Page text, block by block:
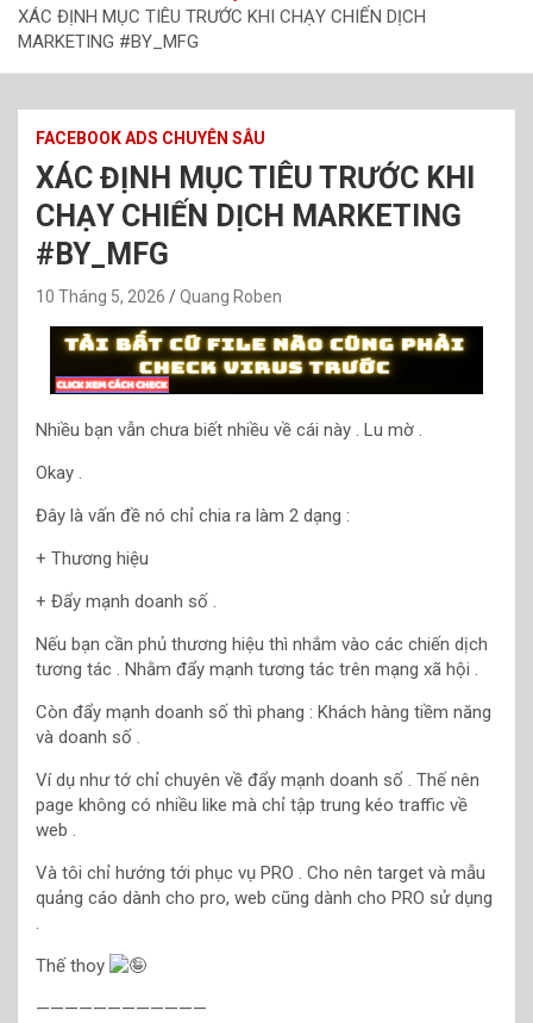
XÁC ĐỊNH MỤC TIÊU TRƯỚC KHI CHẠY CHIẾN DỊCH
MARKETING #BY_MFG
FACEBOOK ADS CHUYÊN SÂU
XÁC ĐỊNH MỤC TIÊU TRƯỚC KHI
CHẠY CHIẾN DỊCH MARKETING
#BY_MFG
10 Tháng 5, 2026 Quang Roben
Nhiều bạn vẫn chưa biết nhiều về cái này . Lu mờ .
Okay .
Đây là vấn đề nó chỉ chia ra làm 2 dạng :
+ Thương hiệu
+ Đẩy mạnh doanh số .
Nếu bạn cần phủ thương hiệu thì nhắm vào các chiến dịch
tương tác . Nhằm đẩy mạnh tương tác trên mạng xã hội .
Còn đẩy mạnh doanh số thì phang : Khách hàng tiềm năng
và doanh số .
Ví dụ như tớ chỉ chuyên về đẩy mạnh doanh số . Thế nên
page không có nhiều like mà chỉ tập trung kéo traffic về
web .
Và tôi chỉ hướng tới phục vụ PRO . Cho nên target và mẫu
quảng cáo dành cho pro, web cũng dành cho PRO sử dụng
.
Thế thoy
————————————